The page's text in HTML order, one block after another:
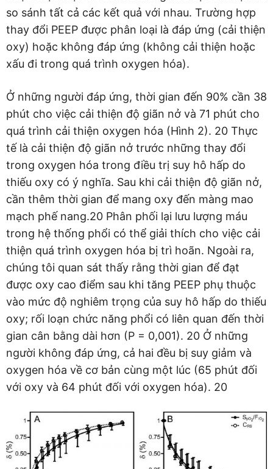
so sánh tất cả các kết quả với nhau. Trường hợp
thay đổi PEEP được phân loại là đáp ứng (cải thiện
oxy) hoặc không đáp ứng (không cải thiện hoặc
xấu đi trong quá trình oxygen hóa).
Ở những người đáp ứng, thời gian đến 90% cần 38
phút cho việc cải thiện độ giãn nở và 71 phút cho
quá trình cải thiện oxygen hóa (Hình 2). 20 Thực
tế là cải thiện độ giãn nở trước những thay đổi
trong oxygen hóa trong điều trị suy hô hấp do
thiếu oxy có ý nghĩa. Sau khi cải thiện độ giãn nở,
cần thêm thời gian để mang oxy đến màng mao
mạch phế nang.20 Phân phối lại lưu lượng máu
trong hệ thống phổi có thể giải thích cho việc cải
thiện quá trình oxygen hóa bị trì hoãn. Ngoài ra,
chúng tôi quan sát thấy rằng thời gian để đạt
được oxy cao điểm sau khi tăng PEEP phụ thuộc
vào mức độ nghiêm trọng của suy hô hấp do thiếu
oxy; rối loạn chức năng phổi có liên quan đến thời
gian cân bằng dài hơn (P = 0,001). 20 Ở những
người không đáp ứng, cả hai đều bị suy giảm và
oxygen hóa về cơ bản cùng một lúc (65 phút đối
với oxy và 64 phút đối với oxygen hóa). 20